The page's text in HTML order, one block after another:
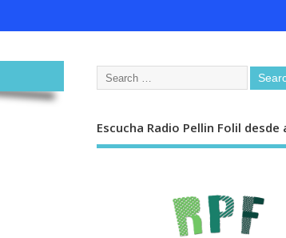
Escucha Radio Pellin Folil desde